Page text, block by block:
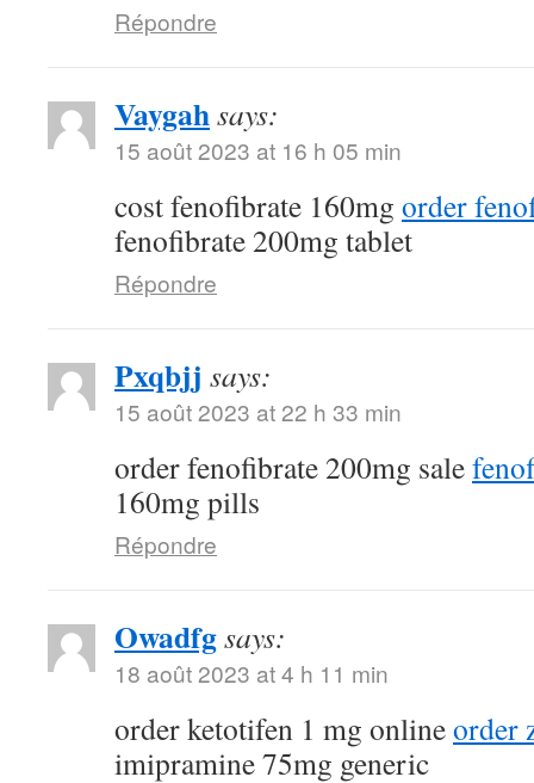
Répondre
Vaygahsays:
15 août 2023 at 16 h 05 min
cost fenofibrate 160mg order
fenofibrate 200mg tablet
Répondre
Pxqbjj says:
15 août 2023 at 22 h 33 min
order fenofibrate 200mg sale
160mg pills
Répondre
Owadfgsays:
18 août 2023 at 4 h 11 min
order ketotifen 1 mg onlineorder
imipramine 75mg generic